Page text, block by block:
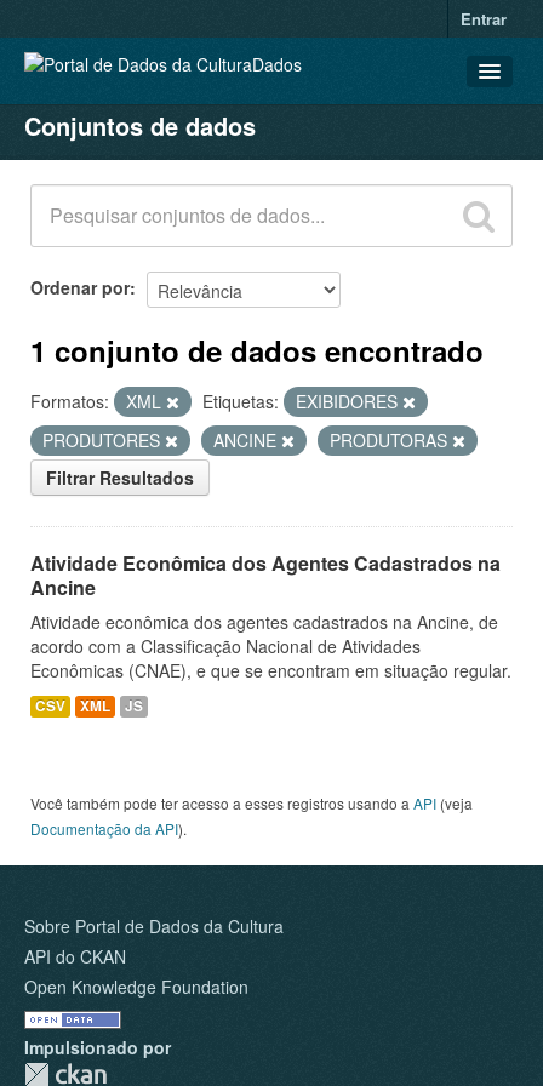
Entrar
CONJUNTOS DE DADOS
ORGANIZAÇÕES
GRUPOS
SOBRE
Conjuntos de dados
Ordenar por
1 conjunto de dados encontrado
Formatos: XML Etiquetas:
EXIBIDORES
PRODUTORES
ANCINE
PRODUTORAS
Filtrar Resultados
Atividade Econômica dos Agentes Cadastrados na
Ancine
Atividade econômica dos agentes cadastrados na Ancine, de
acordo com a Classificação Nacional de Atividades
Econômicas (CNAE), e que se encontram em situação regular.
CSV XML JS
Você também pode ter acesso a esses registros usando a API (veja
Documentação da API).
Sobre Portal de Dados da Cultura
API do CKAN
Open Knowledge Foundation
Impulsionado por